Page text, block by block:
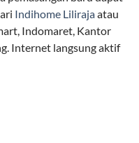
One adalah Paket
hingga 30 GB, Anda
anggota keluarga
kehabisan kuota.
Indihome Lilirajaatau
Indomaret, Kantor
Internet langsung aktif